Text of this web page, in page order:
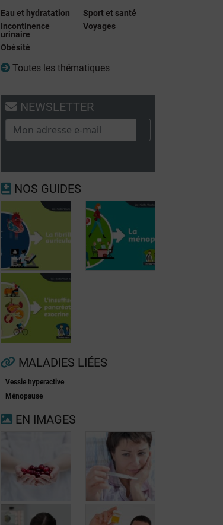
Eau et hydratation
Incontinence
urinaire
Obésité
Sport et santé
Voyages
Toutes les thématiques
NEWSLETTER
NOS GUIDES
Fibrillation
auriculaire
Insuffisance
exocrine
MALADIES LIÉES
Vessie hyperactive
Ménopause
EN IMAGES